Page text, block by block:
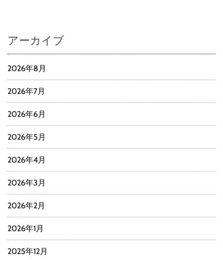
アーカイブ
2026年8月
2026年7月
2026年6月
2026年5月
2026年4月
2026年3月
2026年2月
2026年1月
2025年12月